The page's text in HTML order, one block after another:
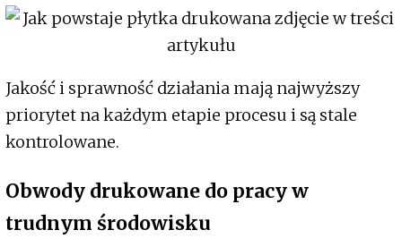
Jakość i sprawność działania mają najwyższy
priorytet na każdym etapie procesu i są stale
kontrolowane.
Obwody drukowane do pracy w
trudnym środowisku